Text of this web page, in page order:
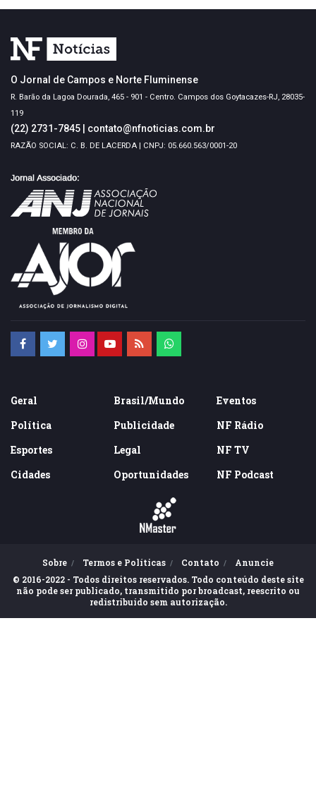
O Jornal de Campos e Norte Fluminense
R. Barão da Lagoa Dourada, 465 - 901 - Centro. Campos dos Goytacazes-RJ, 28035-
119
(22) 2731-7845 contato@nfnoticias.com.br
RAZÃO SOCIAL: C. B. DE LACERDA | CNPJ: 05.660.563/0001-20
Geral
Política
Esportes
Cidades
Brasil/Mundo
Publicidade
Legal
Oportunidades
Eventos
NF Rádio
NF TV
NF Podcast
© 2016-2022 - Todos direitos reservados. Todo conteúdo deste site
não pode ser publicado, transmitido por broadcast, reescrito ou
redistribuído sem autorização.
Sobre Termos e Políticas Contato Anuncie